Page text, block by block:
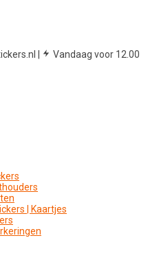
|
Vandaag voor 12.00
| Kaartjes